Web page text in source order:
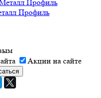
Профиль
Акции на сайте